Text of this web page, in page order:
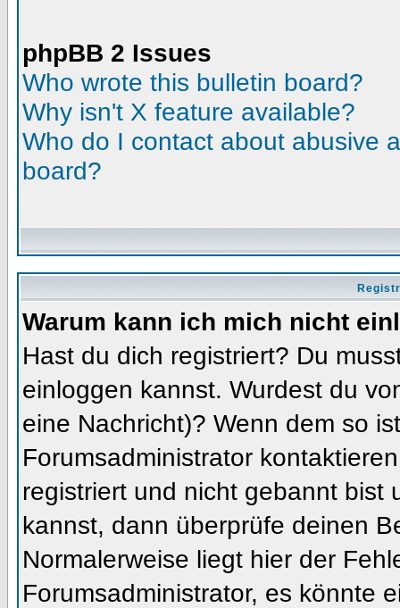
phpBB 2 Issues
Who wrote this bulletin board?
Why isn't X feature available?
Who do I contact about abusive
board?
Warum kann ich mich nicht
Hast du dich registriert? Du
einloggen kannst. Wurdest du
eine Nachricht)? Wenn dem so
Forumsadministrator
registriert und nicht gebannt bist
kannst, dann überprüfe deinen
Normalerweise liegt hier der
Forumsadministrator, es könnte